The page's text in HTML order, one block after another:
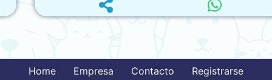
Home Empresa Contacto Registrarse